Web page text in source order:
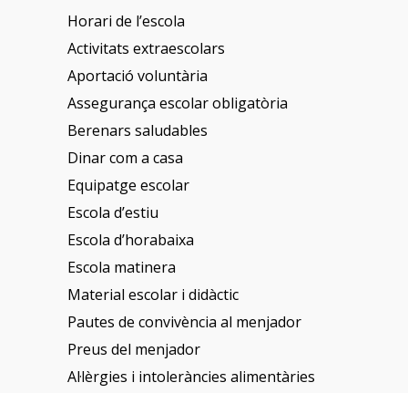
Horari de l’escola
Activitats extraescolars
Aportació voluntària
Assegurança escolar obligatòria
Berenars saludables
Dinar com a casa
Equipatge escolar
Escola d’estiu
Escola d’horabaixa
Escola matinera
Material escolar i didàctic
Pautes de convivència al menjador
Preus del menjador
Al·lèrgies i intoleràncies alimentàries